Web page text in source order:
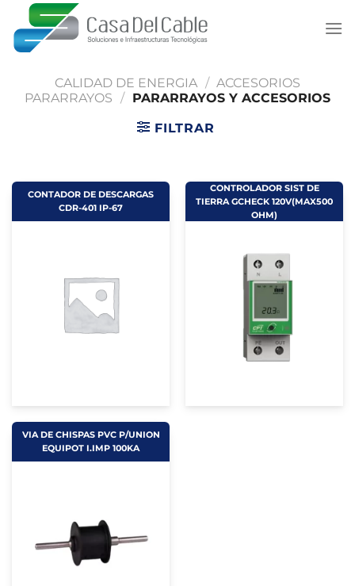
Saltar
contenido
CALIDAD DE ENERGIA / ACCESORIOS
PARARRAYOS / PARARRAYOS Y ACCESORIOS
FILTRAR
CONTADOR DE DESCARGAS
CDR-401 IP-67
CONTROLADOR SIST DE
TIERRA GCHECK 120V(MAX500
OHM)
VIA DE CHISPAS PVC P/UNION
EQUIPOT I.IMP 100KA